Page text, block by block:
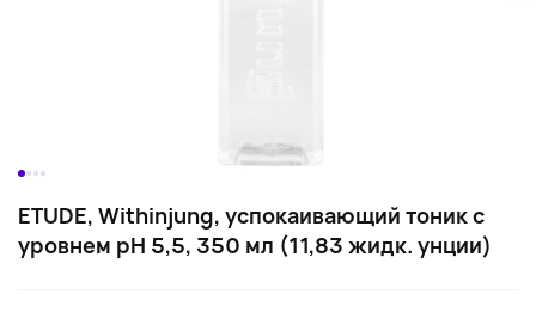
ETUDE, Withinjung, успокаивающий тоник с
уровнем pH 5,5, 350 мл (11,83 жидк. унции)